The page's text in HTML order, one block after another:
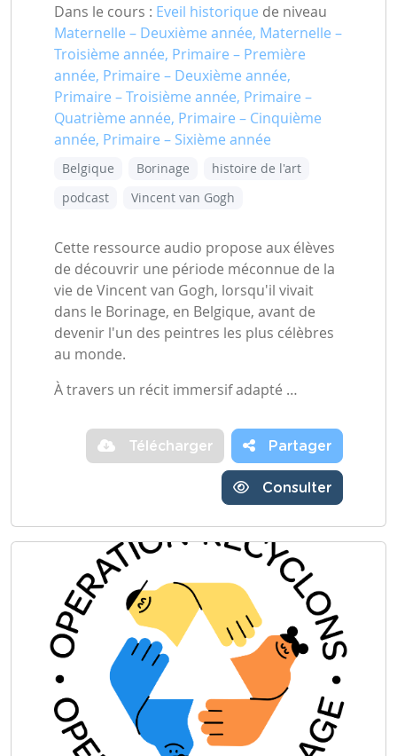
Dans le cours : Eveil historique de niveau
Maternelle – Deuxième année, Maternelle –
Troisième année, Primaire – Première
année, Primaire – Deuxième année,
Primaire – Troisième année, Primaire –
Quatrième année, Primaire – Cinquième
année, Primaire – Sixième année
Belgique Borinage
histoire de l'art
podcast
Vincent van Gogh
Cette ressource audio propose aux élèves
de découvrir une période méconnue de la
vie de Vincent van Gogh, lorsqu'il vivait
dans le Borinage, en Belgique, avant de
devenir l'un des peintres les plus célèbres
au monde.
À travers un récit immersif adapté …
Télécharger Partager
Consulter